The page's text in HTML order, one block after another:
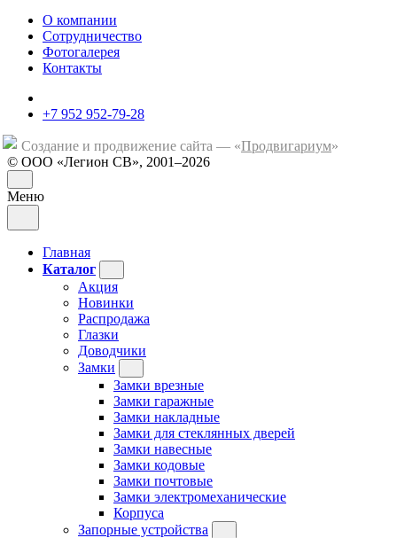
О компании
Сотрудничество
Фотогалерея
Контакты
+7 952 952-79-28
Создание и продвижение сайта — «Продвигариум»
© ООО «Легион СВ», 2001–2026
Меню
Главная
Каталог
Акция
Новинки
Распродажа
Глазки
Доводчики
Замки
Замки врезные
Замки гаражные
Замки накладные
Замки для стеклянных дверей
Замки навесные
Замки кодовые
Замки почтовые
Замки электромеханические
Корпуса
Запорные устройства